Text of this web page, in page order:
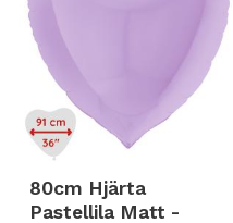
80cm Hjärta
Pastellila Matt -